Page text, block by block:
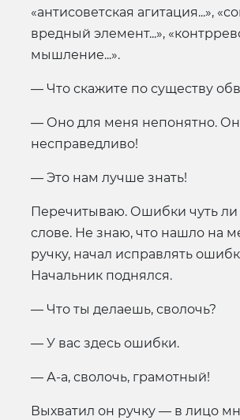
«антисоветская агитация...»,
вредный элемент...»,
мышление...».
— Что скажите по существу
— Оно для меня непонятно.
несправедливо!
— Это нам лучше знать!
Перечитываю. Ошибки чуть ли
слове. Не знаю, что нашло на
ручку, начал исправлять
Начальник поднялся.
— Что ты делаешь, сволочь?
— У вас здесь ошибки.
— А-а, сволочь, грамотный!
Выхватил он ручку — в лицо